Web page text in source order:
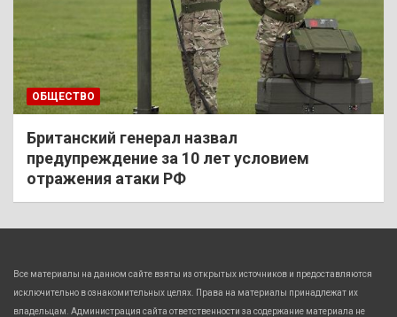
ОБЩЕСТВО
Британский генерал назвал
предупреждение за 10 лет условием
отражения атаки РФ
Все материалы на данном сайте взяты из открытых источников и предоставляются
исключительно в ознакомительных целях. Права на материалы принадлежат их
владельцам. Администрация сайта ответственности за содержание материала не